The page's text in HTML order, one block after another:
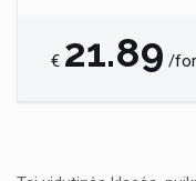
€ 21.89 /